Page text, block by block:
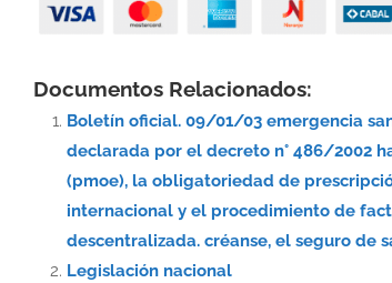
Documentos Relacionados:
Boletín oficial. 09/01/03 emergencia
declarada por el decreto n° 486/2002
(pmoe), la obligatoriedad de
internacional y el procedimiento de
descentralizada. créanse, el seguro de
Legislación nacional